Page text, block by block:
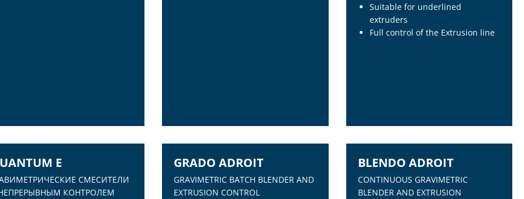
Suitable for underlined
extruders
Full control of the Extrusion line
E
СМЕСИТЕЛИ
КОНТРОЛЕМ
GRADO ADROIT
GRAVIMETRIC BATCH BLENDER AND
EXTRUSION CONTROL
BLENDO ADROIT
CONTINUOUS GRAVIMETRIC
BLENDER AND EXTRUSION